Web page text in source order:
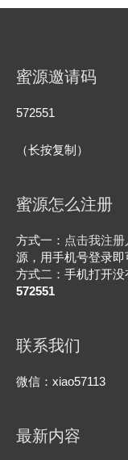
蜜源邀请码
572551
（长按复制）
蜜源怎么注册
方式一： 点击我注册
源，用手机号登录即
方式二：手机打开
572551
联系我们
微信：xiao57113
最新内容